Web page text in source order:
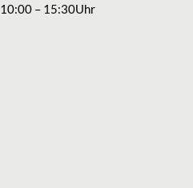
10:00 – 15:30Uhr